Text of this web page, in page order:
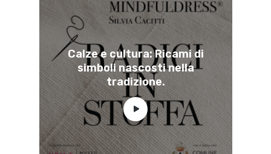
Calze e cultura: Ricami di
simboli nascosti nella
tradizione.